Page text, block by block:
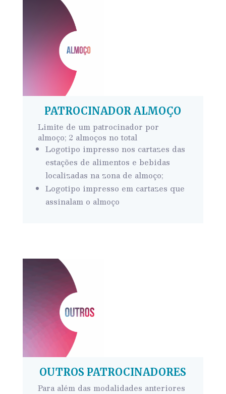
PATROCINADOR ALMOÇO
Limite de um patrocinador por
almoço; 2 almoços no total
Logotipo impresso nos cartazes das
estações de alimentos e bebidas
localizadas na zona de almoço;
Logotipo impresso em cartazes que
assinalam o almoço
OUTROS PATROCINADORES
Para além das modalidades anteriores